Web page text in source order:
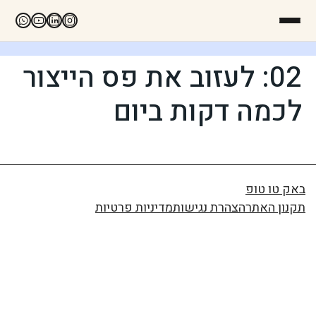
02: לעזוב את פס הייצור
לכמה דקות ביום
באק טו טופ
תקנון האתרהצהרת נגישותמדיניות פרטיות